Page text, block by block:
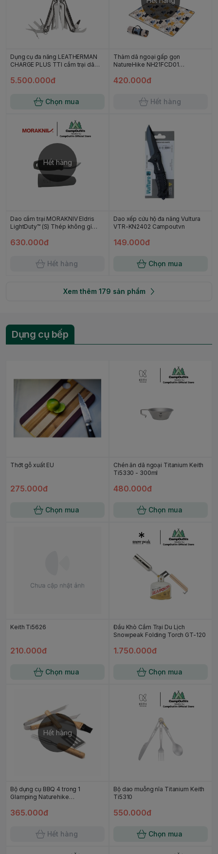
Dụng cụ đa năng LEATHERMAN
CHARGE PLUS TTI cắm trại dã
5.500.000đ
Chọn mua
Thảm dã ngoại gấp gọn
NatureHike NH21FCD01
420.000đ
Hết hàng
Hết hàng
Dao cắm trại MORAKNIV Eldris
LightDuty™ (S) Thép không gỉ
630.000đ
Hết hàng
Dao xếp cứu hộ đa năng Vultura
VTR-KN2402 Campoutvn
149.000đ
Chọn mua
Xem thêm 179 sản phẩm
Dụng cụ bếp
Thớt gỗ xuất EU
275.000đ
Chọn mua
Chén ăn dã ngoại Titanium Keith
Ti5330 - 300ml
480.000đ
Chọn mua
Keith Ti5626
210.000đ
Chọn mua
Đầu Khò Cắm Trại Du Lịch
Snowpeak Folding Torch GT-120
1.750.000đ
Chọn mua
Hết hàng
Bộ dụng cụ BBQ 4 trong 1
Glamping Naturehike
365.000đ
Hết hàng
Bộ dao muỗng nĩa Titanium Keith
Ti5310
550.000đ
Chọn mua